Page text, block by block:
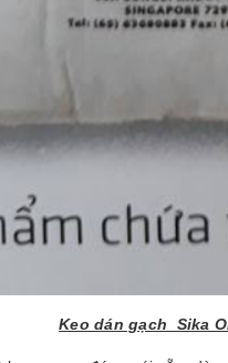
Keo dán gạch Sika